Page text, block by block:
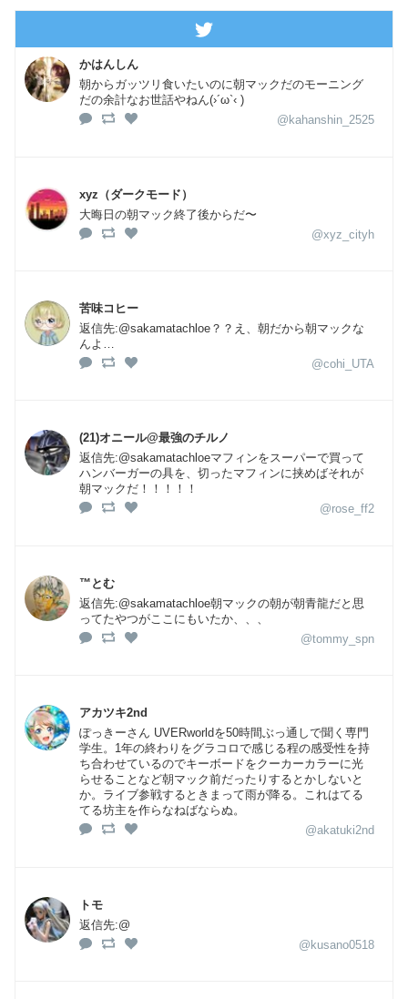
かはんしん
朝からガッツリ食いたいのに朝マックだのモーニング
だの余計なお世話やねん(›´ω`‹ )
@kahanshin_2525
xyz（ダークモード）
大晦日の朝マック終了後からだ〜
@xyz_cityh
苦味コヒー
返信先:@sakamatachloe？？え、朝だから朝マックな
んよ…
@cohi_UTA
(21)オニール@最強のチルノ
返信先:@sakamatachloeマフィンをスーパーで買って
ハンバーガーの具を、切ったマフィンに挟めばそれが
朝マックだ！！！！！
@rose_ff2
™とむ
返信先:@sakamatachloe朝マックの朝が朝青龍だと思
ってたやつがここにもいたか、、、
@tommy_spn
アカツキ2nd
ぽっきーさん UVERworldを50時間ぶっ通しで聞く専門
学生。1年の終わりをグラコロで感じる程の感受性を持
ち合わせているのでキーボードをクーカーカラーに光
らせることなど朝マック前だったりするとかしないと
か。ライブ参戦するときまって雨が降る。これはてる
てる坊主を作らなねばならぬ。
@akatuki2nd
トモ
返信先:@
@kusano0518